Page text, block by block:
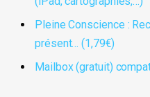
Pleine Conscience :
présent… (1,79€)
Mailbox (gratuit)